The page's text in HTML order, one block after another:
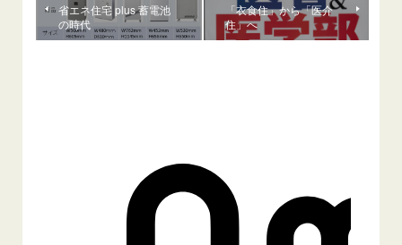
省エネ住宅 plus 蓄電池
の時代
「衣食住」から「医介
住」へ